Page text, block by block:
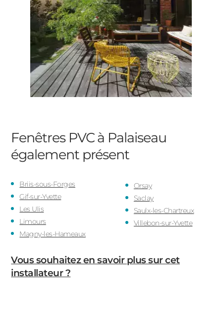
Fenêtres PVC à Palaiseau
également présent
Briis-sous-Forges
Gif-sur-Yvette
Les Ulis
Limours
Magny-les-Hameaux
Orsay
Saclay
Saulx-les-Chartreux
Villebon-sur-Yvette
Vous souhaitez en savoir plus sur cet
installateur ?